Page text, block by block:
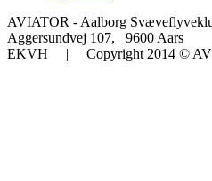
AVIATOR - Aalborg
Aggersundvej 107, 9600 Aars
EKVH | Copyright 2014 ©